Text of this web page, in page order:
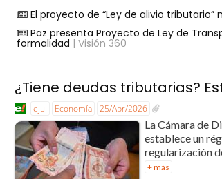
El proyecto de “Ley de alivio tributario”
Paz presenta Proyecto de Ley de
formalidad | Visión 360
¿Tiene deudas tributarias?
eju! Economía 25/Abr/2026
La Cámara de
establece un
regularización
+ más